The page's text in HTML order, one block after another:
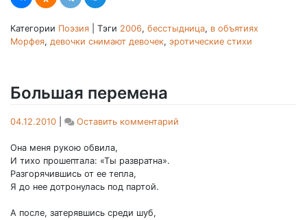
Категории Поэзия Тэги 2006, бесстыдница, в объятиях
Морфея, девочки снимают девочек, эротические стихи
Большая перемена
04.12.2010 Оставить комментарий
Она меня рукою обвила,
И тихо прошептала: «Ты развратна».
Разгорячившись от ее тепла,
Я до нее дотронулась под партой.
А после, затерявшись среди шуб,